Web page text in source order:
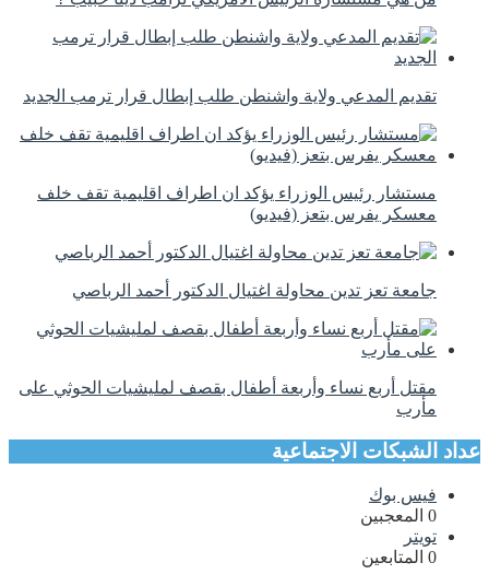
تقديم المدعي ولاية واشنطن طلب إبطال قرار ترمب الجديد
مستشار رئيس الوزراء يؤكد ان اطراف اقليمية تقف خلف
معسكر يفرس بتعز (فيديو)
جامعة تعز تدين محاولة اغتيال الدكتور أحمد الرباصي
مقتل أربع نساء وأربعة أطفال بقصف لمليشيات الحوثي على
مأرب
عداد الشبكات الاجتماعية
فيس بوك
0 المعجبين
تويتر
0 المتابعين